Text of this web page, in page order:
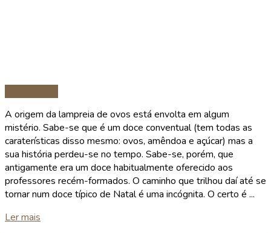
A origem da lampreia de ovos está envolta em algum
mistério. Sabe-se que é um doce conventual (tem todas as
caraterísticas disso mesmo: ovos, amêndoa e açúcar) mas a
sua história perdeu-se no tempo. Sabe-se, porém, que
antigamente era um doce habitualmente oferecido aos
professores recém-formados. O caminho que trilhou daí até se
tornar num doce típico de Natal é uma incógnita. O certo é ...
Ler mais